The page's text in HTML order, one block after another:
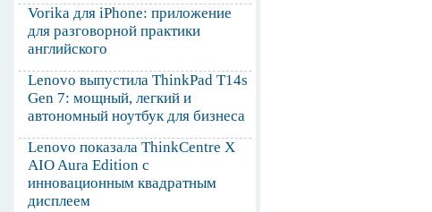
Vorika для iPhone: приложение
для разговорной практики
английского
Lenovo выпустила ThinkPad T14s
Gen 7: мощный, легкий и
автономный ноутбук для бизнеса
Lenovo показала ThinkCentre X
AIO Aura Edition с
инновационным квадратным
дисплеем